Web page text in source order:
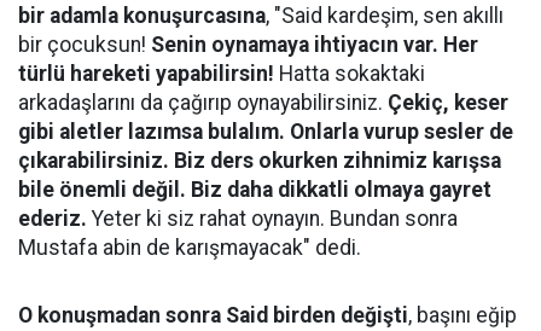
bir adamla konuşurcasına, "Said kardeşim, sen akıllı
bir çocuksun! Senin oynamaya ihtiyacın var. Her
türlü hareketi yapabilirsin! Hatta sokaktaki
arkadaşlarını da çağırıp oynayabilirsiniz. Çekiç, keser
gibi aletler lazımsa bulalım. Onlarla vurup sesler de
çıkarabilirsiniz. Biz ders okurken zihnimiz karışsa
bile önemli değil. Biz daha dikkatli olmaya gayret
ederiz. Yeter ki siz rahat oynayın. Bundan sonra
Mustafa abin de karışmayacak" dedi.
O konuşmadan sonra Said birden değişti, başını eğip